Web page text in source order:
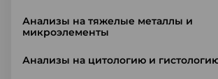
Анализы на тяжелые металлы и
микроэлементы
Анализы на цитологию и